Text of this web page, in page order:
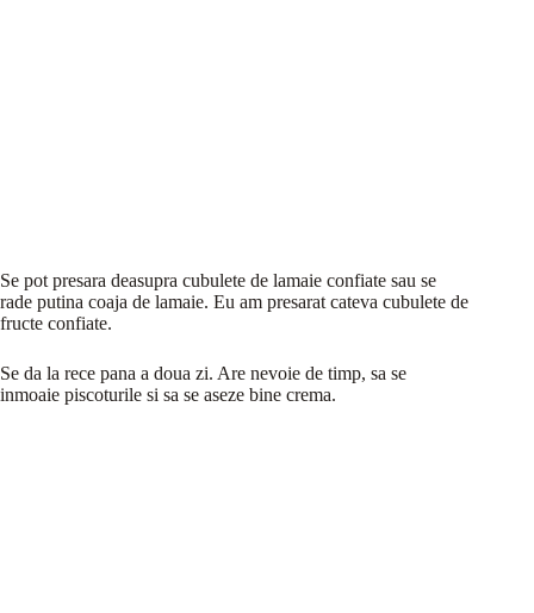
Se pot presara deasupra cubulete de lamaie confiate sau se
rade putina coaja de lamaie. Eu am presarat cateva cubulete de
fructe confiate.
Se da la rece pana a doua zi. Are nevoie de timp, sa se
inmoaie piscoturile si sa se aseze bine crema.